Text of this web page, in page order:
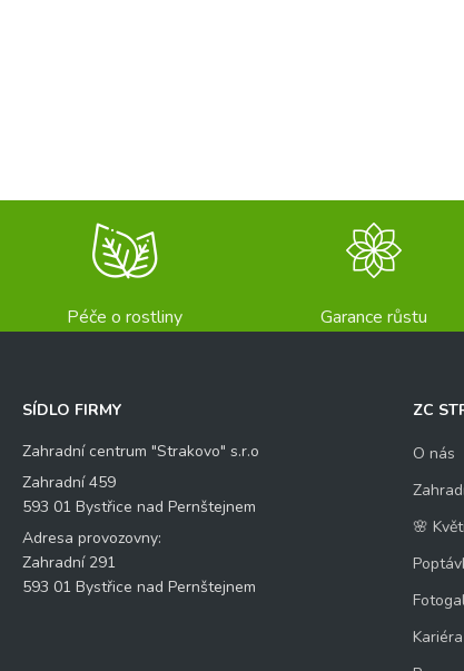
Péče o rostliny Garance růstu
SÍDLO FIRMY
Zahradní centrum "Strakovo" s.r.o
Zahradní 459
593 01 Bystřice nad Pernštejnem
Adresa provozovny:
Zahradní 291
593 01 Bystřice nad Pernštejnem
ZC
O nás
🌸
Kariéra